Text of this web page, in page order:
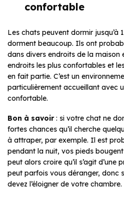
confortable
Les chats peuvent dormir jusqu’à
dorment beaucoup. Ils ont
dans divers endroits de la maison
endroits les plus confortables et
en fait partie. C’est un
particulièrement accueillant avec
confortable.
Bon à savoir: si votre chat ne
fortes chances qu’il cherche
à attraper, par exemple. Il est
pendant la nuit, vos pieds
peut alors croire qu’il s’agit d’une
peut parfois vous déranger, donc
devez l’éloigner de votre chambre.